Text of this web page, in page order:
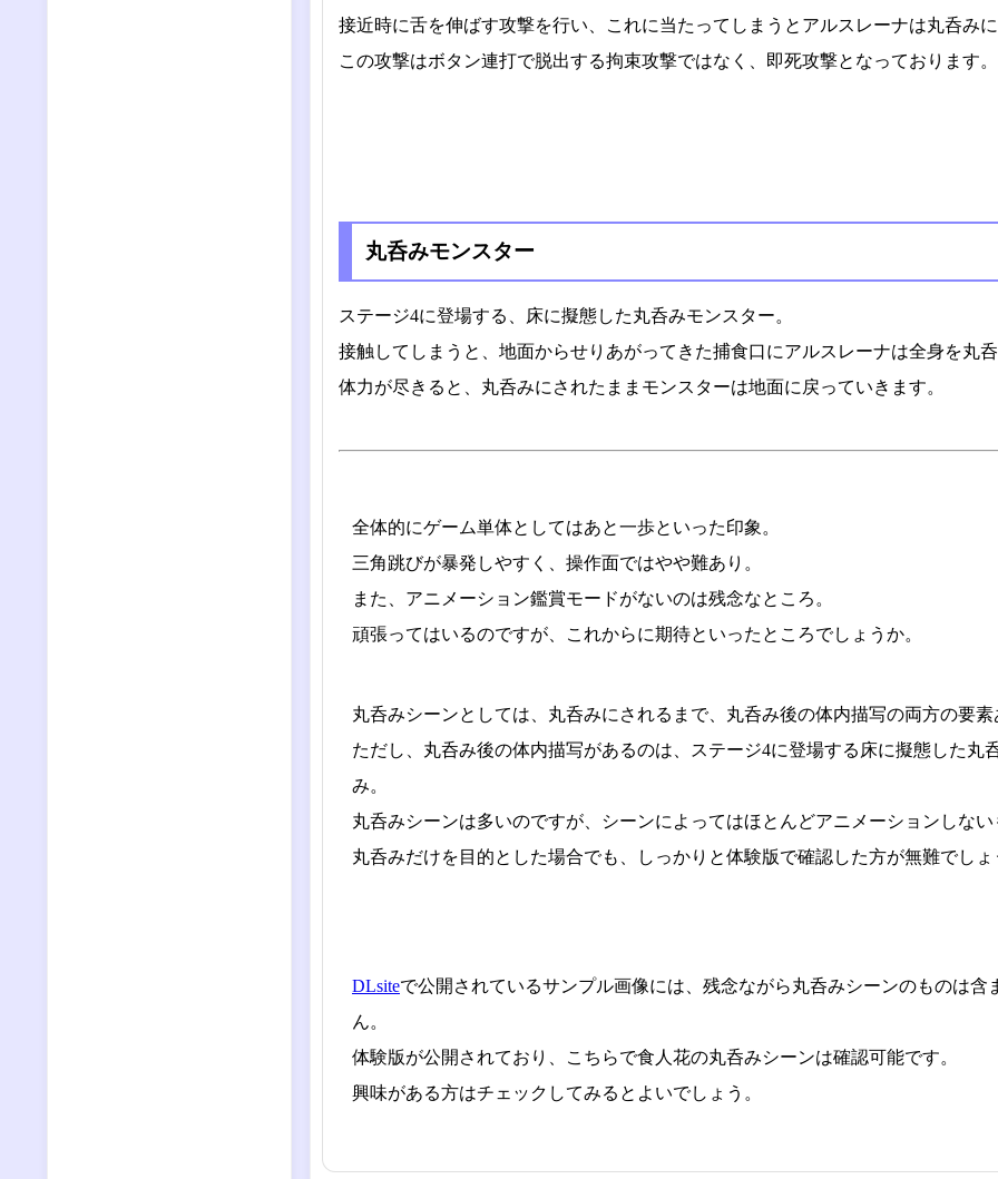
接近時に舌を伸ばす攻撃を行い、これに当たってしまうとアルスレーナは丸呑み
この攻撃はボタン連打で脱出する拘束攻撃ではなく、即死攻撃となっております。
丸呑みモンスター
ステージ4に登場する、床に擬態した丸呑みモンスター。
接触してしまうと、地面からせりあがってきた捕食口にアルスレーナは全身を丸
体力が尽きると、丸呑みにされたままモンスターは地面に戻っていきます。
全体的にゲーム単体としてはあと一歩といった印象。
三角跳びが暴発しやすく、操作面ではやや難あり。
また、アニメーション鑑賞モードがないのは残念なところ。
頑張ってはいるのですが、これからに期待といったところでしょうか。
丸呑みシーンとしては、丸呑みにされるまで、丸呑み後の体内描写の両方の要素
ただし、丸呑み後の体内描写があるのは、ステージ4に登場する床に擬態した丸
み。
丸呑みシーンは多いのですが、シーンによってはほとんどアニメーションしな
丸呑みだけを目的とした場合でも、しっかりと体験版で確認した方が無難でしょ
DLsiteで公開されているサンプル画像には、残念ながら丸呑みシーンのものは含
ん。
体験版が公開されており、こちらで食人花の丸呑みシーンは確認可能です。
興味がある方はチェックしてみるとよいでしょう。